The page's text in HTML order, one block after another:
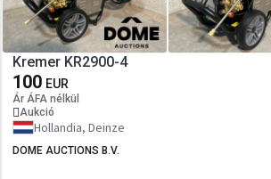
Kremer KR2900-4
100 EUR
Ár ÁFA nélkül
Aukció
Hollandia, Deinze
DOME AUCTIONS B.V.